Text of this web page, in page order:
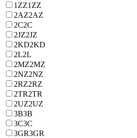
1ZZ1ZZ
2AZ2AZ
2C2C
2JZ2JZ
2KD2KD
2L2L
2MZ2MZ
2NZ2NZ
2RZ2RZ
2TR2TR
2UZ2UZ
3B3B
3C3C
3GR3GR